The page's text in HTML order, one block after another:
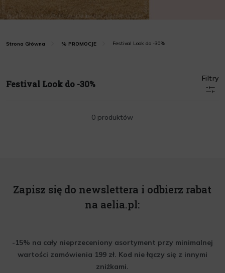
Strona Główna % PROMOCJE Festival Look do -30%
Festival Look do -30%
Filtry
0 produktów
Zapisz się do newslettera i odbierz rabat
na aelia.pl:
-15% na cały nieprzeceniony asortyment przy minimalnej
wartości zamówienia 199 zł. Kod nie łączy się z innymi
zniżkami.